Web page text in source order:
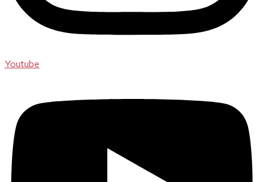
Youtube